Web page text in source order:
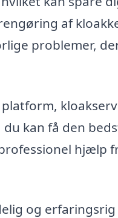
af
problemer,
kan få den
hjælp
og erfaringsrig